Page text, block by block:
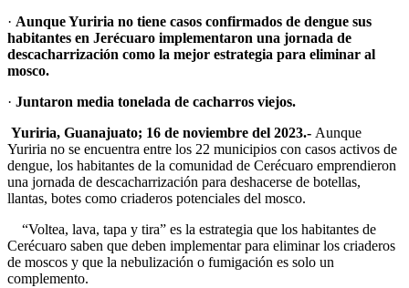
· Aunque Yuriria no tiene casos confirmados de dengue sus
habitantes en Jerécuaro implementaron una jornada de
descacharrización como la mejor estrategia para eliminar al
mosco.
· Juntaron media tonelada de cacharros viejos.
Yuriria, Guanajuato; 16 de noviembre del 2023.- Aunque
Yuriria no se encuentra entre los 22 municipios con casos activos de
dengue, los habitantes de la comunidad de Cerécuaro emprendieron
una jornada de descacharrización para deshacerse de botellas,
llantas, botes como criaderos potenciales del mosco.
“Voltea, lava, tapa y tira” es la estrategia que los habitantes de
Cerécuaro saben que deben implementar para eliminar los criaderos
de moscos y que la nebulización o fumigación es solo un
complemento.